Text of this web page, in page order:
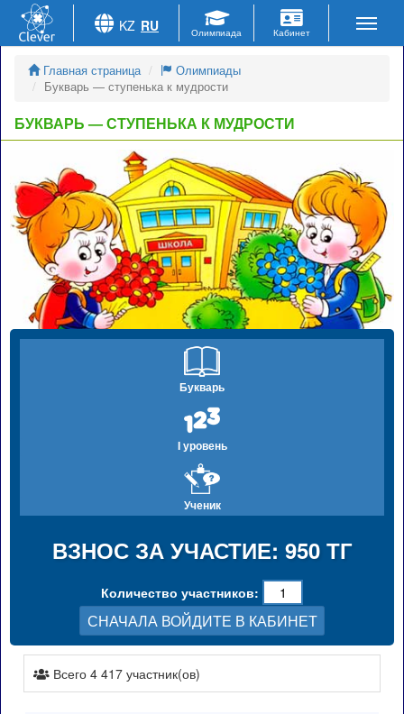
Главная страница
Олимпиады
Букварь — ступенька к мудрости
БУКВАРЬ — СТУПЕНЬКА К МУДРОСТИ
Букварь
I уровень
Ученик
ВЗНОС ЗА УЧАСТИЕ: 950 ТГ
Количество участников:
СНАЧАЛА ВОЙДИТЕ В КАБИНЕТ
Всего 4 417 участник(ов)
KZ RU